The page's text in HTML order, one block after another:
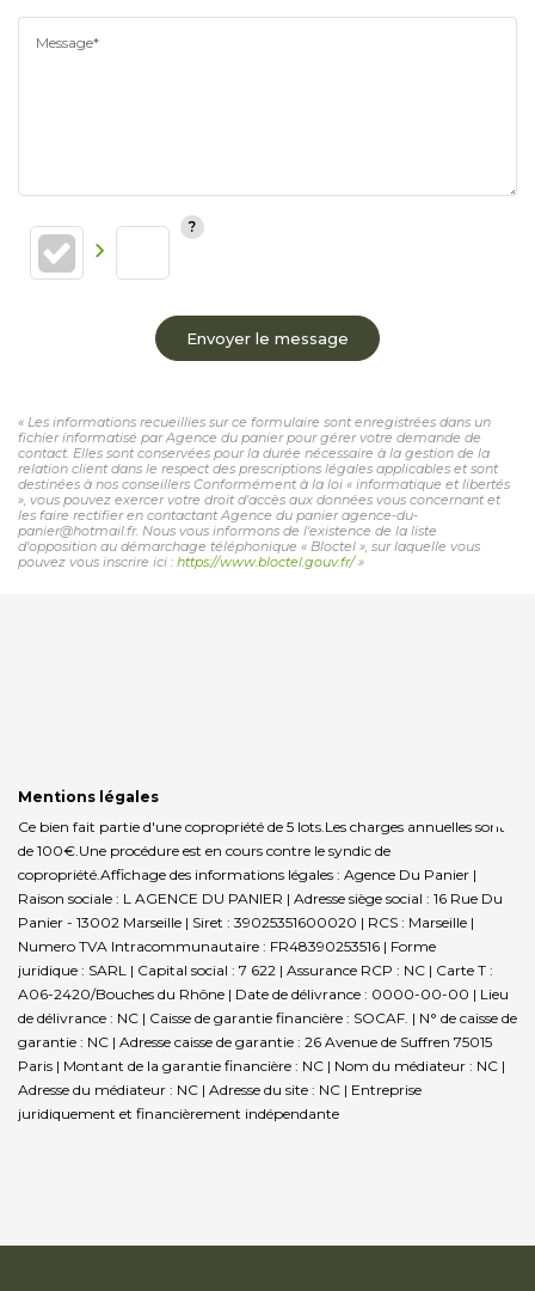
Message*
Envoyer le message
« Les informations recueillies sur ce formulaire sont enregistrées dans un
fichier informatisé par Agence du panier pour gérer votre demande de
contact. Elles sont conservées pour la durée nécessaire à la gestion de la
relation client dans le respect des prescriptions légales applicables et sont
destinées à nos conseillers Conformément à la loi « informatique et libertés
», vous pouvez exercer votre droit d'accès aux données vous concernant et
les faire rectifier en contactant Agence du panier agence-du-
panier@hotmail.fr. Nous vous informons de l'existence de la liste
d'opposition au démarchage téléphonique « Bloctel », sur laquelle vous
pouvez vous inscrire ici : https://www.bloctel.gouv.fr/»
Mentions légales
Ce bien fait partie d'une copropriété de 5 lots.Les charges annuelles sont
de 100€. Une procédure est en cours contre le syndic de
copropriété. Affichage des informations légales : Agence Du Panier |
Raison sociale : L AGENCE DU PANIER | Adresse siège social : 16 Rue Du
Panier - 13002 Marseille | Siret : 39025351600020 | RCS : Marseille |
Numero TVA Intracommunautaire : FR48390253516 | Forme
juridique : SARL | Capital social : 7 622 | Assurance RCP : NC | Carte T :
A06-2420/Bouches du Rhône | Date de délivrance : 0000-00-00 | Lieu
de délivrance : NC | Caisse de garantie financière : SOCAF. | N° de caisse de
garantie : NC | Adresse caisse de garantie : 26 Avenue de Suffren 75015
Paris | Montant de la garantie financière : NC | Nom du médiateur : NC |
Adresse du médiateur : NC | Adresse du site : NC | Entreprise
juridiquement et financièrement indépendante